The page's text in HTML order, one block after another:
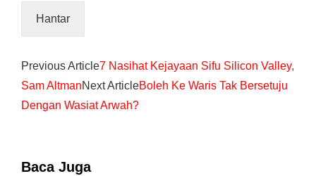
Previous Article7 Nasihat Kejayaan Sifu Silicon Valley,
Sam AltmanNext ArticleBoleh Ke Waris Tak Bersetuju
Dengan Wasiat Arwah?
Baca Juga